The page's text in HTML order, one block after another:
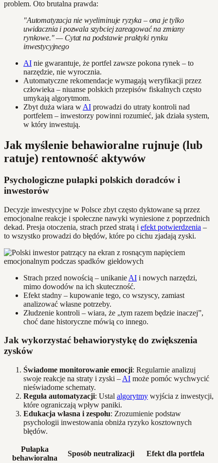
problem. Oto brutalna prawda:
"Automatyzacja nie wyeliminuje ryzyka – ona je tylko
uwidacznia i pozwala szybciej zareagować na zmiany
rynkowe." — Cytat na podstawie praktyki rynku
inwestycyjnego
AI nie gwarantuje, że portfel zawsze pokona rynek – to
narzędzie, nie wyrocznia.
Automatyczne rekomendacje wymagają weryfikacji przez
człowieka – niuanse polskich przepisów fiskalnych często
umykają algorytmom.
Zbyt duża wiara w AI prowadzi do utraty kontroli nad
portfelem – inwestorzy powinni rozumieć, jak działa system,
w który inwestują.
Jak myślenie behawioralne rujnuje (lub
ratuje) rentowność aktywów
Psychologiczne pułapki polskich doradców i
inwestorów
Decyzje inwestycyjne w Polsce zbyt często dyktowane są przez
emocjonalne reakcje i społeczne nawyki wyniesione z poprzednich
dekad. Presja otoczenia, strach przed stratą i efekt potwierdzenia –
to wszystko prowadzi do błędów, które po cichu zjadają zyski.
Strach przed nowością – unikanie AI i nowych narzędzi,
mimo dowodów na ich skuteczność.
Efekt stadny – kupowanie tego, co wszyscy, zamiast
analizować własne potrzeby.
Złudzenie kontroli – wiara, że „tym razem będzie inaczej”,
choć dane historyczne mówią co innego.
Jak wykorzystać behawiorystykę do zwiększenia
zysków
Świadome monitorowanie emocji: Regularnie analizuj
swoje reakcje na straty i zyski – AI może pomóc wychwycić
nieświadome schematy.
Reguła automatyzacji: Ustal algorytmy wyjścia z inwestycji,
które ograniczają wpływ paniki.
Edukacja własna i zespołu: Zrozumienie podstaw
psychologii inwestowania obniża ryzyko kosztownych
błędów.
Pułapka
behawioralna
Sposób neutralizacji Efekt dla portfela